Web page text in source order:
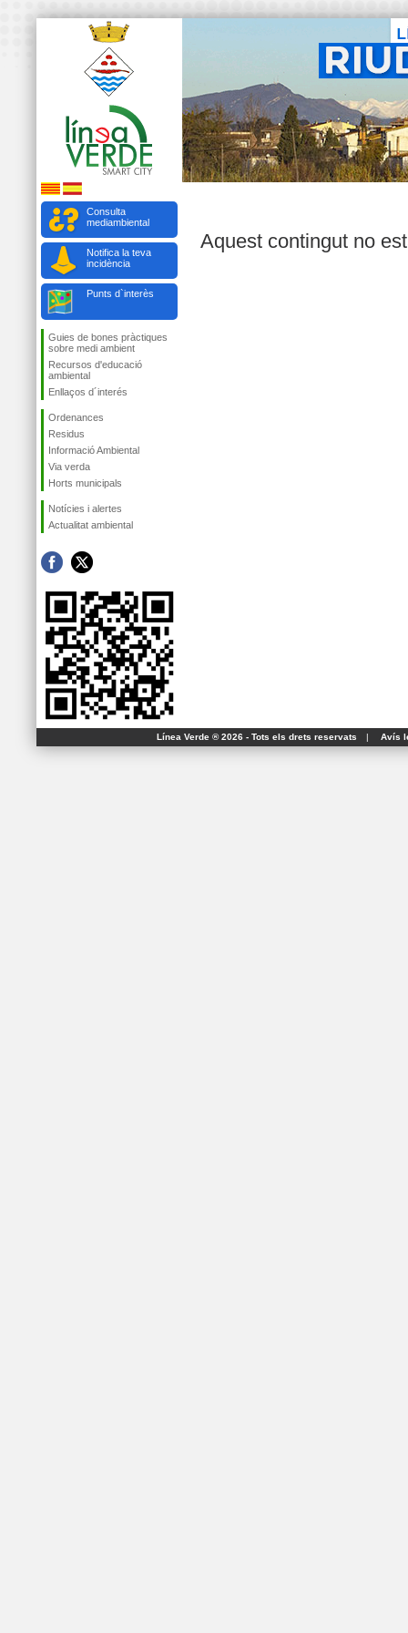
Consulta
mediambiental
Notifica la teva
incidència
Punts d`interès
Guies de bones pràctiques
sobre medi ambient
Recursos d'educació
ambiental
Enllaços d´interés
Ordenances
Residus
Informació Ambiental
Via verda
Horts municipals
Notícies i alertes
Actualitat ambiental
Aquest contingut no
Línea Verde ® 2026 - Tots els drets reservats | Avís